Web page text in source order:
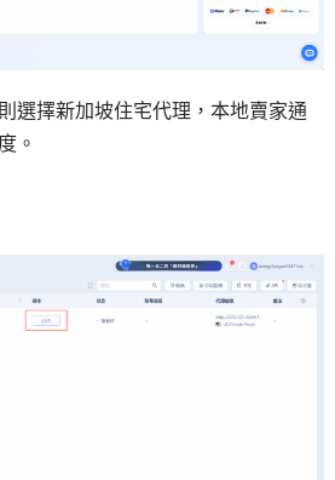
選擇新加坡住宅代理，本地賣家通
。